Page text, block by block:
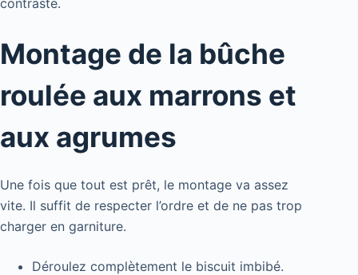
contraste.
Montage de la bûche
roulée aux marrons et
aux agrumes
Une fois que tout est prêt, le montage va assez
vite. Il suffit de respecter l’ordre et de ne pas trop
charger en garniture.
Déroulez complètement le biscuit imbibé.